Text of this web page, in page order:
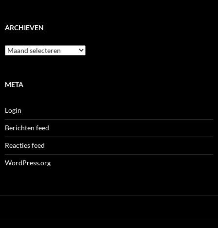
ARCHIEVEN
Archieven
META
Login
Berichten feed
Reacties feed
WordPress.org